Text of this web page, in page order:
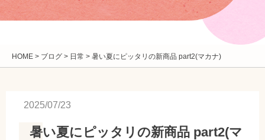
HOME > ブログ > 日常 > 暑い夏にピッタリの新商品 part2(マカナ)
2025/07/23
暑い夏にピッタリの新商品 part2(マ